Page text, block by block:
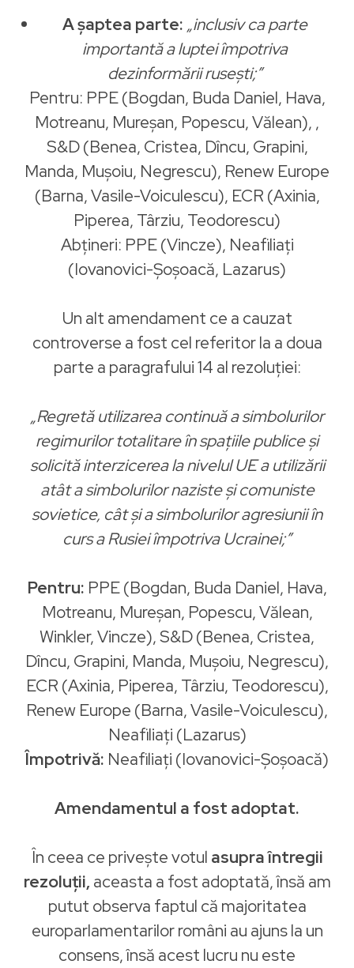
A șaptea parte: „inclusiv ca parte
importantă a luptei împotriva
dezinformării rusești;”
Pentru: PPE (Bogdan, Buda Daniel, Hava,
Motreanu, Mureşan, Popescu, Vălean), ,
S&D (Benea, Cristea, Dîncu, Grapini,
Manda, Muşoiu, Negrescu), Renew Europe
(Barna, Vasile-Voiculescu), ECR (Axinia,
Piperea, Târziu, Teodorescu)
Abțineri: PPE (Vincze), Neafiliați
(Iovanovici-Șoșoacă, Lazarus)
Un alt amendament ce a cauzat
controverse a fost cel referitor la a doua
parte a paragrafului 14 al rezoluției:
„Regretă utilizarea continuă a simbolurilor
regimurilor totalitare în spațiile publice și
solicită interzicerea la nivelul UE a utilizării
atât a simbolurilor naziste și comuniste
sovietice, cât și a simbolurilor agresiunii în
curs a Rusiei împotriva Ucrainei;”
Pentru: PPE (Bogdan, Buda Daniel, Hava,
Motreanu, Mureşan, Popescu, Vălean,
Winkler, Vincze), S&D (Benea, Cristea,
Dîncu, Grapini, Manda, Muşoiu, Negrescu),
ECR (Axinia, Piperea, Târziu, Teodorescu),
Renew Europe (Barna, Vasile-Voiculescu),
Neafiliați (Lazarus)
Împotrivă: Neafiliați (Iovanovici-Șoșoacă)
Amendamentul a fost adoptat.
În ceea ce privește votul asupra întregii
rezoluții, aceasta a fost adoptată, însă am
putut observa faptul că majoritatea
europarlamentarilor români au ajuns la un
consens, însă acest lucru nu este